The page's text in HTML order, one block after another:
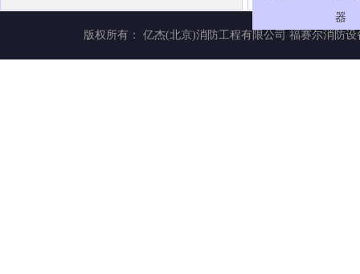
器
版权所有： 亿杰(北京)消防工程有限公司 福赛尔消防设